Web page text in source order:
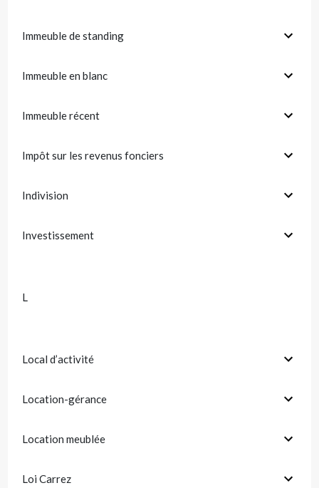
Immeuble de standing
Immeuble en blanc
Immeuble récent
Impôt sur les revenus fonciers
Indivision
Investissement
L
Local d’activité
Location-gérance
Location meublée
Loi Carrez